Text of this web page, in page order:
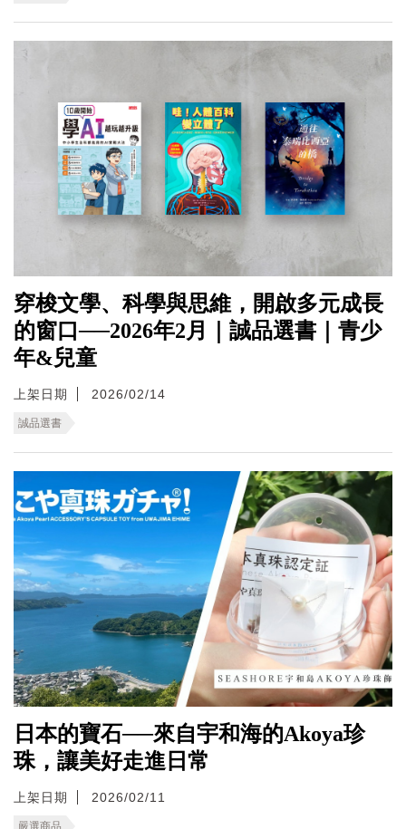
穿梭文學、科學與思維，開啟多元成長
的窗口──2026年2月｜誠品選書｜青少
年&兒童
上架日期 2026/02/14
誠品選書
日本的寶石──來自宇和海的Akoya珍
珠，讓美好走進日常
上架日期 2026/02/11
嚴選商品